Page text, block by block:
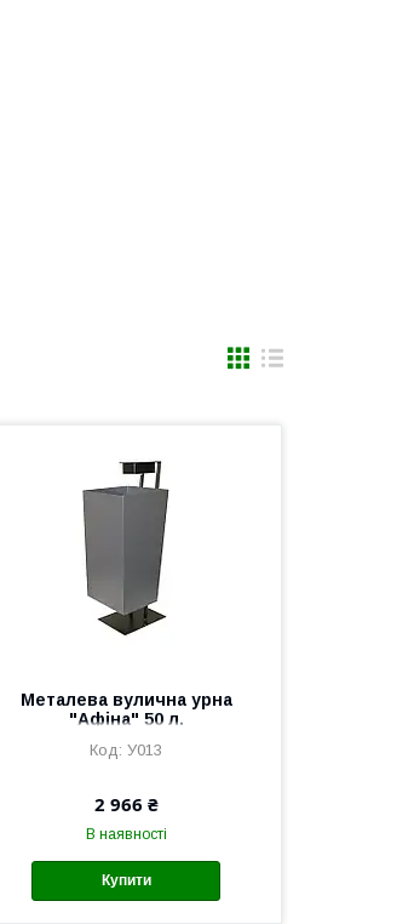
Металева вулична урна
"Афіна" 50 л.
У013
2 966 ₴
В наявності
Купити